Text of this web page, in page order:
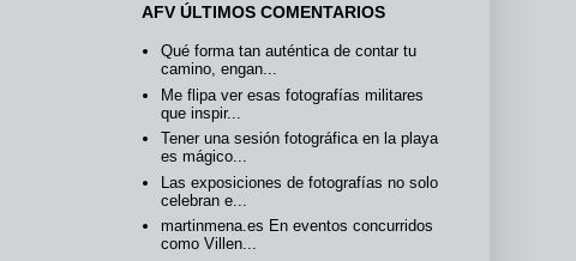
AFV ÚLTIMOS COMENTARIOS
Qué forma tan auténtica de contar tu
camino, engan...
Me flipa ver esas fotografías militares
que inspir...
Tener una sesión fotográfica en la playa
es mágico...
Las exposiciones de fotografías no solo
celebran e...
martinmena.es En eventos concurridos
como Villen...